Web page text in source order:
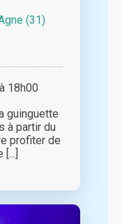
(31)
18h00
guinguette
à partir du
profiter de
[...]